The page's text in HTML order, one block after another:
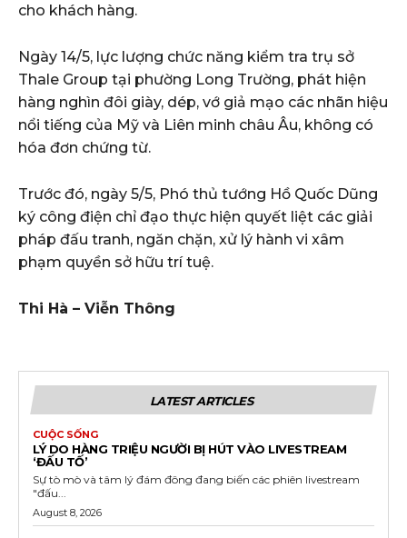
cho khách hàng.
Ngày 14/5, lực lượng chức năng kiểm tra trụ sở
Thale Group tại phường Long Trường, phát hiện
hàng nghìn đôi giày, dép, vớ giả mạo các nhãn hiệu
nổi tiếng của Mỹ và Liên minh châu Âu, không có
hóa đơn chứng từ.
Trước đó, ngày 5/5, Phó thủ tướng Hồ Quốc Dũng
ký công điện chỉ đạo thực hiện quyết liệt các giải
pháp đấu tranh, ngăn chặn, xử lý hành vi xâm
phạm quyền sở hữu trí tuệ.
Thi Hà – Viễn Thông
LATEST ARTICLES
CUỘC SỐNG
LÝ DO HÀNG TRIỆU NGƯỜI BỊ HÚT VÀO LIVESTREAM
‘ĐẤU TỐ’
Sự tò mò và tâm lý đám đông đang biến các phiên livestream
"đấu...
August 8, 2026